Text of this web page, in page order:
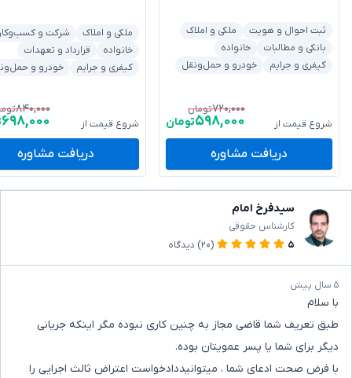
ثبت احوال و هویت
ملکی و املاک
بانکی و مطالبات
خانواده
کیفری و جرایم
خودرو و حمل‌ونقل
شروع قیمت از
۷۲۰,۰۰۰تومان
۵۹۸,۰۰۰تومان
دریافت مشاوره
ملکی و املاک
شرکت و
خانواده
قرارداد و تعهدات
کیفری و جرایم
خودرو و
شروع قیمت از
۸۴۰,۰۰۰
۶۹۸,۰۰۰
دریافت مشاوره
سیدفرخ امام
کارشناس حقوقی
۵
(۲۰) دیدگاه
۵ سال پیش
با سلام
طبق تعریف شما قاضی مجاز به چنین کاری نبوده مگر اینکه جریانی
دیگر برای شما یا پسر عمویتان بوده.
با فرض صحت ادعای شما ، میتوانیددادخواست اعتراض ثالث اجرایی را